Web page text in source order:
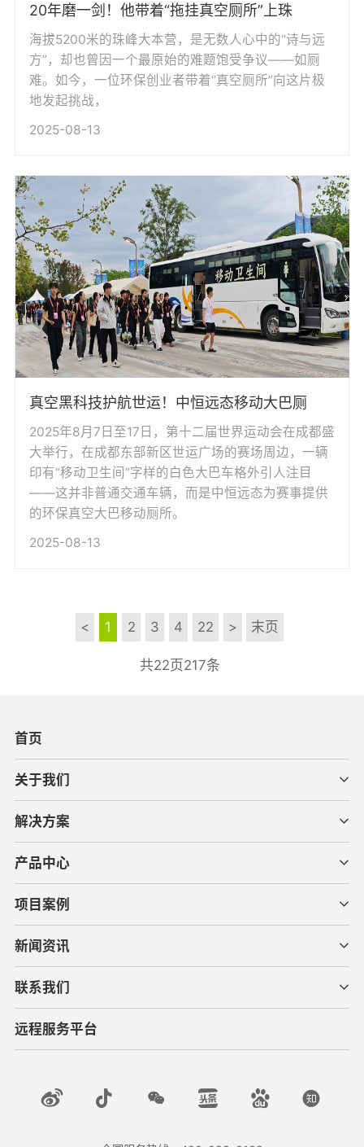
20年磨一剑！他带着“拖挂真空厕所”上珠
海拔5200米的珠峰大本营，是无数人心中的“诗与远
方”，却也曾因一个最原始的难题饱受争议——如厕
难。如今，一位环保创业者带着“真空厕所”向这片极
地发起挑战，
2025-08-13
真空黑科技护航世运！中恒远态移动大巴厕
2025年8月7日至17日，第十二届世界运动会在成都盛
大举行，在成都东部新区世运广场的赛场周边，一辆
印有“移动卫生间”字样的白色大巴车格外引人注目
——这并非普通交通车辆，而是中恒远态为赛事提供
的环保真空大巴移动厕所。
2025-08-13
< 1 2 3 4 22 > 末页
共22页217条
首页
关于我们
解决方案
产品中心
项目案例
新闻资讯
联系我们
远程服务平台